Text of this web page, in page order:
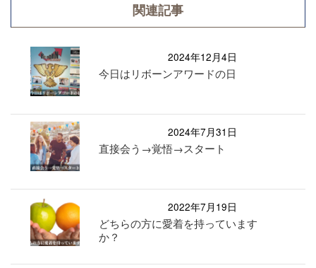
関連記事
2024年12月4日
今日はリボーンアワードの日
2024年7月31日
直接会う→覚悟→スタート
2022年7月19日
どちらの方に愛着を持っています
か？